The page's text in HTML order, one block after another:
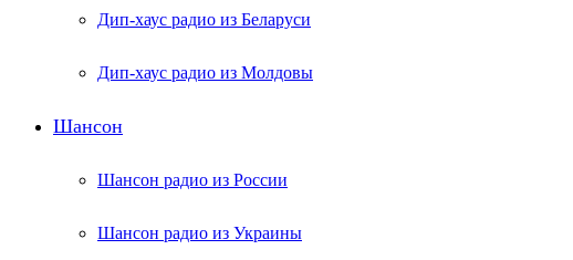
Дип-хаус радио из Беларуси
Дип-хаус радио из Молдовы
Шансон
Шансон радио из России
Шансон радио из Украины